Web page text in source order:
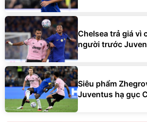
Chelsea trả giá vì
người trước
Siêu phẩm
Juventus hạ gục